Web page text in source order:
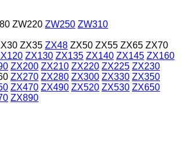
ZW220 ZW250 ZW310
ZX35 ZX48 ZX50 ZX55 ZX65 ZX70
ZX130 ZX135 ZX140 ZX145 ZX160
ZX200 ZX210 ZX220 ZX225 ZX230
ZX270 ZX280 ZX300 ZX330 ZX350
ZX470 ZX490 ZX520 ZX530 ZX650
ZX890